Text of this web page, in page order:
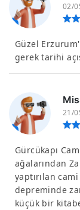
02/
Güzel
gerek tarihi
21/
Gürcükapı
ağalarından
yaptırılan
depreminde
küçük bir